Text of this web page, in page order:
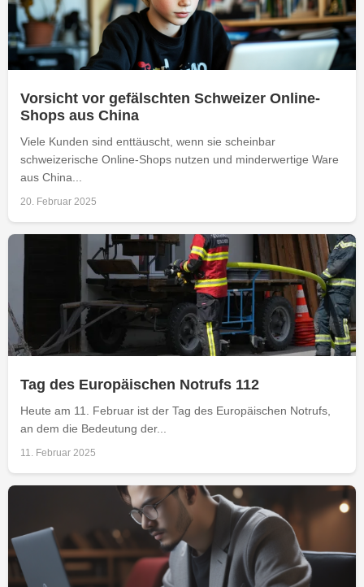
Vorsicht vor gefälschten Schweizer Online-
Shops aus China
Viele Kunden sind enttäuscht, wenn sie scheinbar
schweizerische Online-Shops nutzen und minderwertige Ware
aus China...
20. Februar 2025
Tag des Europäischen Notrufs 112
Heute am 11. Februar ist der Tag des Europäischen Notrufs,
an dem die Bedeutung der...
11. Februar 2025